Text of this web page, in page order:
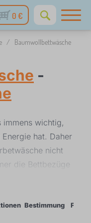
0 €
/ Baumwollbettwäsche
-
immens wichtig,
hat. Daher
nicht
die Bettbezüge
haben eine
Bettbezüge
Bestimmung Farbe